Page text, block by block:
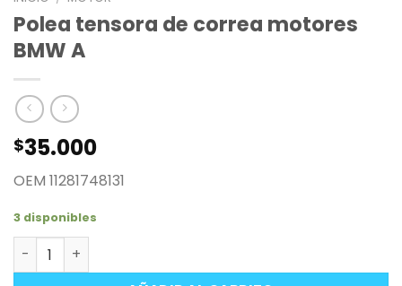
Polea tensora de correa motores
BMW A
$35.000
OEM 11281748131
3 disponibles
Polea tensora de correa motores BMW A cantidad